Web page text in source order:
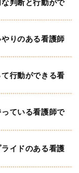
りのある看護師
行動ができる看
ている看護師で
イドのある看護